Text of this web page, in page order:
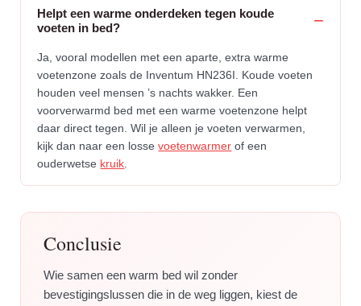
Helpt een warme onderdeken tegen koude
voeten in bed?
Ja, vooral modellen met een aparte, extra warme
voetenzone zoals de Inventum HN236I. Koude voeten
houden veel mensen ’s nachts wakker. Een
voorverwarmd bed met een warme voetenzone helpt
daar direct tegen. Wil je alleen je voeten verwarmen,
kijk dan naar een lossevoetenwarmer of een
ouderwetse kruik.
Conclusie
Wie samen een warm bed wil zonder
bevestigingslussen die in de weg liggen, kiest de